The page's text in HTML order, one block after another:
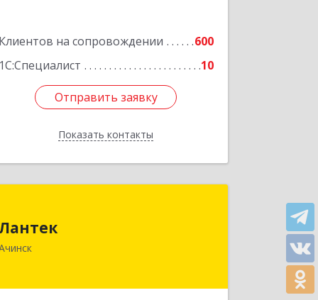
Клиентов на сопровождении
600
1С:Специалист
10
Отправить заявку
Показать контакты
Отправить заявку
Назад
Подробнее